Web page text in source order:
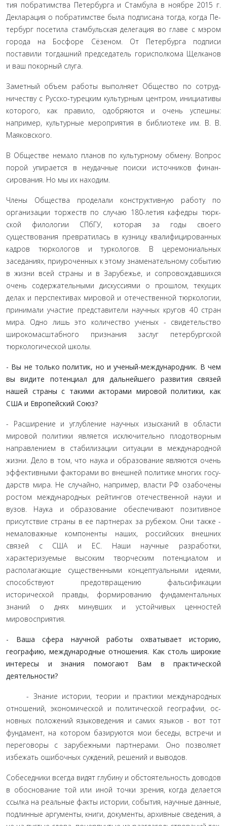
тия побратимства Петербурга и Стамбула в ноябре 2015 г.
Декларация о побратимстве была подписана тогда, когда Пе­
тербург посетила стамбульская делегация во главе с мэром
го­рода на Босфоре Сёзеном. От Петербурга подписи
поставили тогдашний председатель горисполкома Щелканов
и ваш по­корный слуга.
Заметный объем работы выполняет Общество по сотруд­
ничеству с Русско-турецким культурным центром, иници­ативы
которого, как правило, одобряются и очень успешны:
например, культурные мероприятия в библиотеке им. В. В.
Маяковского.
В Обществе немало планов по культурному обмену. Во­прос
порой упирается в неудачные поиски источников финан­
сирования. Но мы их находим.
Члены Общества проделали конструктивную работу по
организации торжеств по случаю 180-летия кафедры тюрк­
ской филологии СПбГУ, которая за годы своего
существования превратилась в кузницу квалифицированных
кадров тюрколо­гов и туркологов. В церемониальных
заседаниях, приурочен­ных к этому знаменательному событию
в жизни всей страны и в Зарубежье, и сопровождавшихся
очень содержательны­ми дискуссиями о прошлом, текущих
делах и перспективах мировой и отечественной тюркологии,
принимали участие представители научных кругов 40 стран
мира. Одно лишь это количество ученых - свидетельство
широкомасштабного при­знания заслуг петербургской
тюркологической школы.
- Вы не только политик, но и ученый-международ­ник. В чем
вы видите потенциал для дальнейшего разви­тия связей
нашей страны с такими акторами мировой по­литики, как
США и Европейский Союз?
- Расширение и углубление научных изысканий в области
мировой политики является исключительно плодотворным
направлением в стабилизации ситуации в международной
жизни. Дело в том, что наука и образование являются очень
эффективными факторами во внешней политике многих госу­
дарств мира. Не случайно, например, власти РФ озабочены
ро­стом международных рейтингов отечественной науки и
вузов. Наука и образование обеспечивают позитивное
присутствие страны в ее партнерах за рубежом. Они также -
немаловаж­ные компоненты наших, российских внешних
связей с США и ЕС. Наши научные разработки,
характеризуемые высоким творческим потенциалом и
располагающие существенными концептуальными идеями,
способствуют предотвращению фальсификации
исторической правды, формированию фун­даментальных
знаний о днях минувших и устойчивых ценно­стей
мировосприятия.
- Ваша сфера научной работы охватывает историю,
географию, международные отношения. Как столь ши­рокие
интересы и знания помогают Вам в практической
деятельности?
- Знание истории, теории и практики международных
отношений, экономической и политической географии, ос­
новных положений языковедения и самих языков - вот тот
фундамент, на котором базируются мои беседы, встречи и
переговоры с зарубежными партнерами. Оно позволяет
избе­жать ошибочных суждений, решений и выводов.
Собеседники всегда видят глубину и обстоятельность до­водов
в обоснование той или иной точки зрения, когда делается
ссылка на реальные факты истории, события, научные данные,
подлинные аргументы, книги, документы, архивные сведения, а